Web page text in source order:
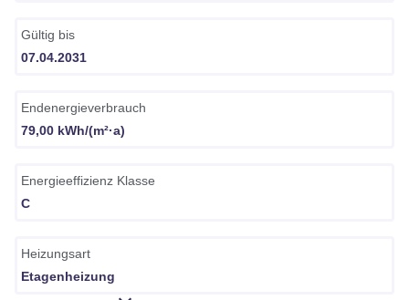
Gültig bis
07.04.2031
Endenergieverbrauch
79,00 kWh/(m²·a)
Energieeffizienz Klasse
C
Heizungsart
Etagenheizung